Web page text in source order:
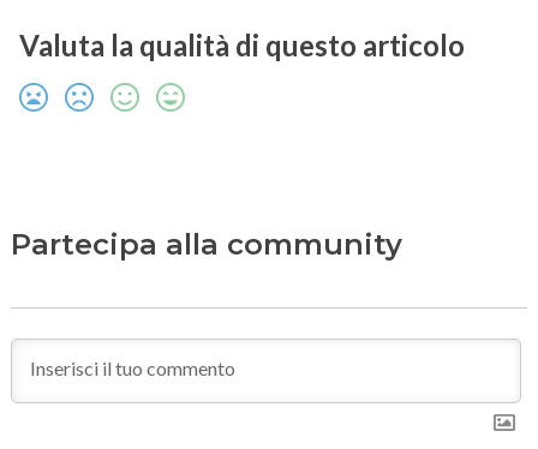
Valuta la qualità di questo articolo
Partecipa alla community